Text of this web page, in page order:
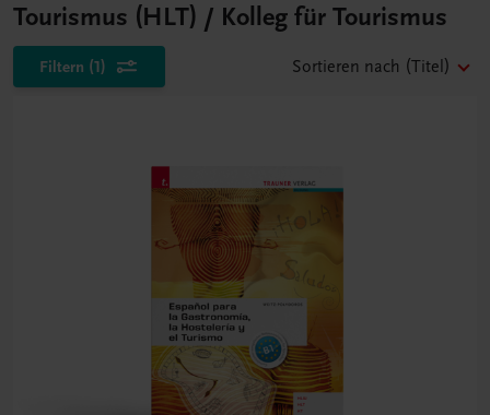
Tourismus (HLT) / Kolleg für Tourismus
Filtern (1) Sortieren nach (Titel)